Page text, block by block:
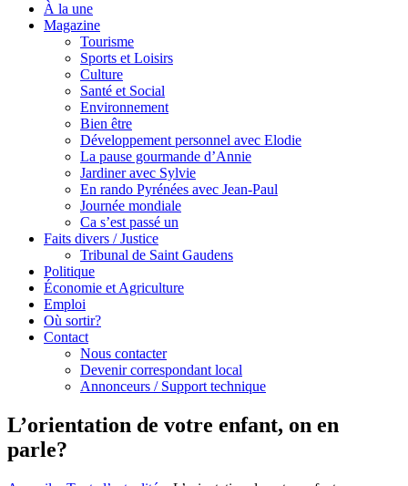
À la une
Magazine
Tourisme
Sports et Loisirs
Culture
Santé et Social
Environnement
Bien être
Développement personnel avec Elodie
La pause gourmande d’Annie
Jardiner avec Sylvie
En rando Pyrénées avec Jean-Paul
Journée mondiale
Ca s’est passé un
Faits divers / Justice
Tribunal de Saint Gaudens
Politique
Économie et Agriculture
Emploi
Où sortir?
Contact
Nous contacter
Devenir correspondant local
Annonceurs / Support technique
L’orientation de votre enfant, on en
parle?